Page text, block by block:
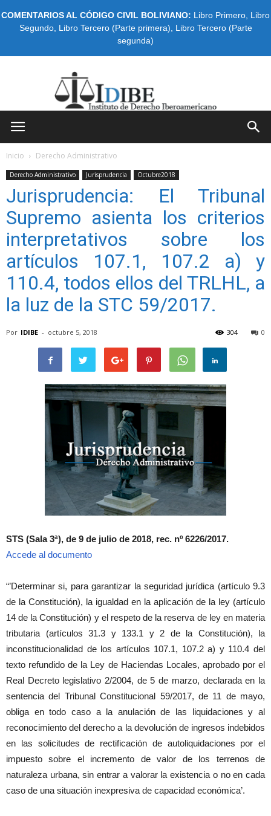
COMENTARIOS AL CÓDIGO CIVIL BOLIVIANO: Libro Primero Libro
Segundo, Libro Tercero (Parte primera)
Libro Tercero (Parte
segunda)
Inicio Derecho Administrativo
Derecho Administrativo Jurisprudencia Octubre2018
Jurisprudencia: El Tribunal
Supremo asienta los criterios
interpretativos sobre los
artículos 107.1, 107.2 a) y
110.4, todos ellos del TRLHL, a
la luz de la STC 59/2017.
Por IDIBE - octubre 5, 2018 0
304
STS (Sala 3ª), de 9 de julio de 2018, rec. nº 6226/2017.
Accede al documento
“’Determinar si, para garantizar la seguridad jurídica (artículo 9.3
de la Constitución), la igualdad en la aplicación de la ley (artículo
14 de la Constitución) y el respeto de la reserva de ley en materia
tributaria (artículos 31.3 y 133.1 y 2 de la Constitución), la
inconstitucionalidad de los artículos 107.1, 107.2 a) y 110.4 del
texto refundido de la Ley de Haciendas Locales, aprobado por el
Real Decreto legislativo 2/2004, de 5 de marzo, declarada en la
sentencia del Tribunal Constitucional 59/2017, de 11 de mayo,
obliga en todo caso a la anulación de las liquidaciones y al
reconocimiento del derecho a la devolución de ingresos indebidos
en las solicitudes de rectificación de autoliquidaciones por el
impuesto sobre el incremento de valor de los terrenos de
naturaleza urbana, sin entrar a valorar la existencia o no en cada
caso de una situación inexpresiva de capacidad económica’.